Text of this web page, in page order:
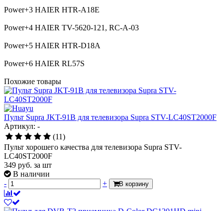
Power+3 HAIER HTR-A18E
Power+4 HAIER TV-5620-121, RC-A-03
Power+5 HAIER HTR-D18A
Power+6 HAIER RL57S
Похожие товары
Пульт Supra JKT-91B для телевизора Supra STV-LC40ST2000F
Артикул: -
(11)
Пульт хорошего качества для телевизора Supra STV-
LC40ST2000F
349 руб. за шт
В наличии
-
+ В корзину